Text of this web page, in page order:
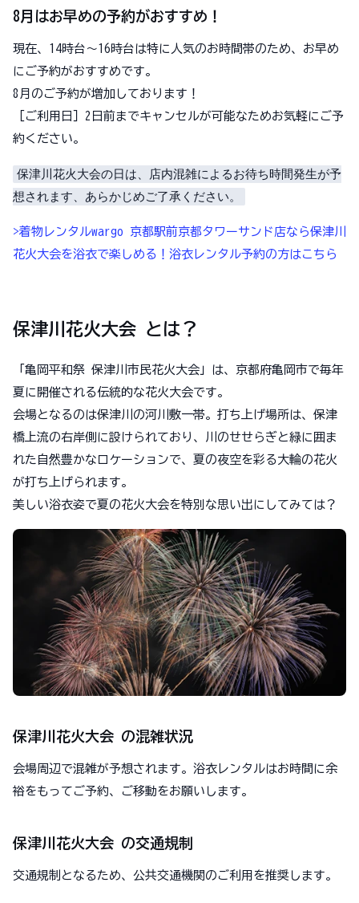
8月はお早めの予約がおすすめ！
現在、14時台～16時台は特に人気のお時間帯のため、お早め
にご予約がおすすめです。
8月のご予約が増加しております！
［ご利用日］2日前までキャンセルが可能なためお気軽にご予
約ください。
保津川花火大会の日は、店内混雑によるお待ち時間発生が予
想されます、あらかじめご了承ください。
>着物レンタルwargo 京都駅前京都タワーサンド店なら保津川
花火大会を浴衣で楽しめる！浴衣レンタル予約の方はこちら
保津川花火大会 とは？
「亀岡平和祭 保津川市民花火大会」は、京都府亀岡市で毎年
夏に開催される伝統的な花火大会です。
会場となるのは保津川の河川敷一帯。打ち上げ場所は、保津
橋上流の右岸側に設けられており、川のせせらぎと緑に囲ま
れた自然豊かなロケーションで、夏の夜空を彩る大輪の花火
が打ち上げられます。
美しい浴衣姿で夏の花火大会を特別な思い出にしてみては？
保津川花火大会 の混雑状況
会場周辺で混雑が予想されます。浴衣レンタルはお時間に余
裕をもってご予約、ご移動をお願いします。
保津川花火大会 の交通規制
交通規制となるため、公共交通機関のご利用を推奨します。